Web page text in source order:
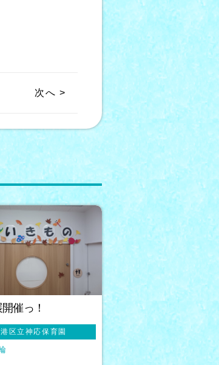
次へ >
催っ！
港区立神応保育園